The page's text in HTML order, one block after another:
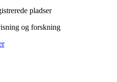
pladser
og forskning